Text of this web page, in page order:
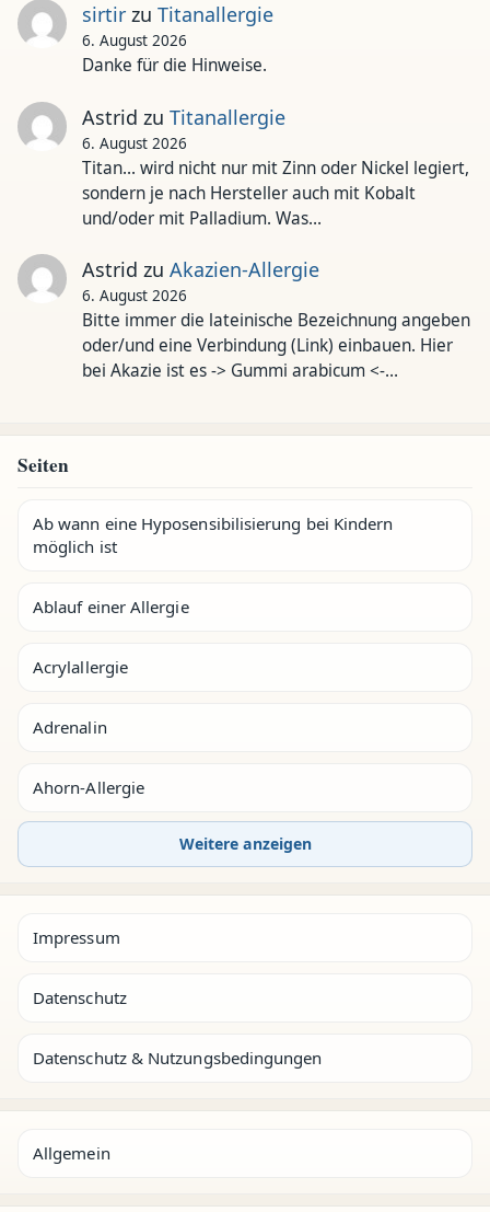
sirtirzu Titanallergie
6. August 2026
Danke für die Hinweise.
Astrid zu Titanallergie
6. August 2026
Titan... wird nicht nur mit Zinn oder Nickel legiert,
sondern je nach Hersteller auch mit Kobalt
und/oder mit Palladium. Was…
Astrid zu Akazien-Allergie
6. August 2026
Bitte immer die lateinische Bezeichnung angeben
oder/und eine Verbindung (Link) einbauen. Hier
bei Akazie ist es -> Gummi arabicum <-…
Seiten
Ab wann eine Hyposensibilisierung bei Kindern
möglich ist
Ablauf einer Allergie
Acrylallergie
Adrenalin
Ahorn-Allergie
Weitere anzeigen
Impressum
Datenschutz
Datenschutz & Nutzungsbedingungen
Allgemein